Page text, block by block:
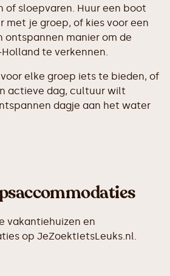
of sloepvaren. Huur een boot
met je groep, of kies voor een
ontspannen manier om de
te verkennen.
elke groep iets te bieden, of
actieve dag, cultuur wilt
dagje aan het water
vakantiehuizen en
op JeZoektIetsLeuks.nl.